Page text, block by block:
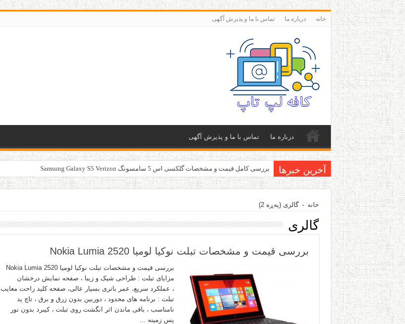
خانه درباره ما تماس با ما و پذیرش آگهی
درباره ما تماس با ما و پذیرش آگهی
آخرین خبرها بررسی کامل قیمت و مشخصات گلکسی اس 5 سامسونگ Samsung Galaxy S5 Verizon
خانه - گالری (پەڕە 2)
گالری
بررسی قیمت و مشخصات تبلت نوکیا لومیا 2520 Nokia Lumia
مزایای تبلت : طراحی شیک و زیبا ، صفحه نمایش درخشان
، عملکرد سریع، عمر باتری بسیار عالی، صفحه کلید راحت معایب
تبلت : برنامه های محدود ، دوربین بدون زرق و برق ، تاچ پد
نامناسب ، باقی ماندن اثر انگشت روی تبلت ، کیبرد بدون نور
پس زمینه …